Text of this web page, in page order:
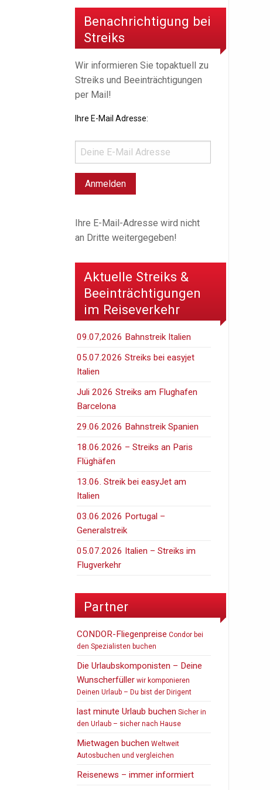
Benachrichtigung bei
Streiks
Wir informieren Sie topaktuell zu
Streiks und Beeinträchtigungen
per Mail!
Ihre E-Mail Adresse:
Ihre E-Mail-Adresse wird nicht
an Dritte weitergegeben!
Aktuelle Streiks &
Beeinträchtigungen
im Reiseverkehr
09.07,2026 Bahnstreik Italien
05.07.2026 Streiks bei easyjet
Italien
Juli 2026 Streiks am Flughafen
Barcelona
29.06.2026 Bahnstreik Spanien
18.06.2026 – Streiks an Paris
Flüghäfen
13.06. Streik bei easyJet am
Italien
03.06.2026 Portugal –
Generalstreik
05.07.2026 Italien – Streiks im
Flugverkehr
Partner
CONDOR-Fliegenpreise Condor bei
den Spezialisten buchen
Die Urlaubskomponisten – Deine
Wunscherfüller wir komponieren
Deinen Urlaub – Du bist der Dirigent
last minute Urlaub buchen Sicher in
den Urlaub – sicher nach Hause
Mietwagen buchen Weltweit
Autosbuchen und vergleichen
Reisenews – immer informiert